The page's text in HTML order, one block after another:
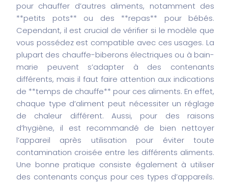
pour chauffer d’autres aliments, notamment des
**petits pots** ou des **repas** pour bébés.
Cependant, il est crucial de vérifier si le modèle que
vous possédez est compatible avec ces usages. La
plupart des chauffe-biberons électriques ou à bain-
marie peuvent s’adapter à des contenants
différents, mais il faut faire attention aux indications
de **temps de chauffe** pour ces aliments. En effet,
chaque type d’aliment peut nécessiter un réglage
de chaleur différent. Aussi, pour des raisons
d’hygiène, il est recommandé de bien nettoyer
l’appareil après utilisation pour éviter toute
contamination croisée entre les différents aliments.
Une bonne pratique consiste également à utiliser
des contenants conçus pour ces types d’appareils.